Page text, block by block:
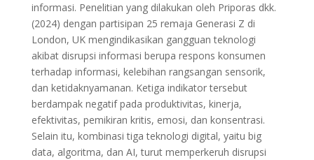
informasi. Penelitian yang dilakukan oleh Priporas dkk.
(2024) dengan partisipan 25 remaja Generasi Z di
London, UK mengindikasikan gangguan teknologi
akibat disrupsi informasi berupa respons konsumen
terhadap informasi, kelebihan rangsangan sensorik,
dan ketidaknyamanan. Ketiga indikator tersebut
berdampak negatif pada produktivitas, kinerja,
efektivitas, pemikiran kritis, emosi, dan konsentrasi.
Selain itu, kombinasi tiga teknologi digital, yaitu big
data, algoritma, dan AI, turut memperkeruh disrupsi